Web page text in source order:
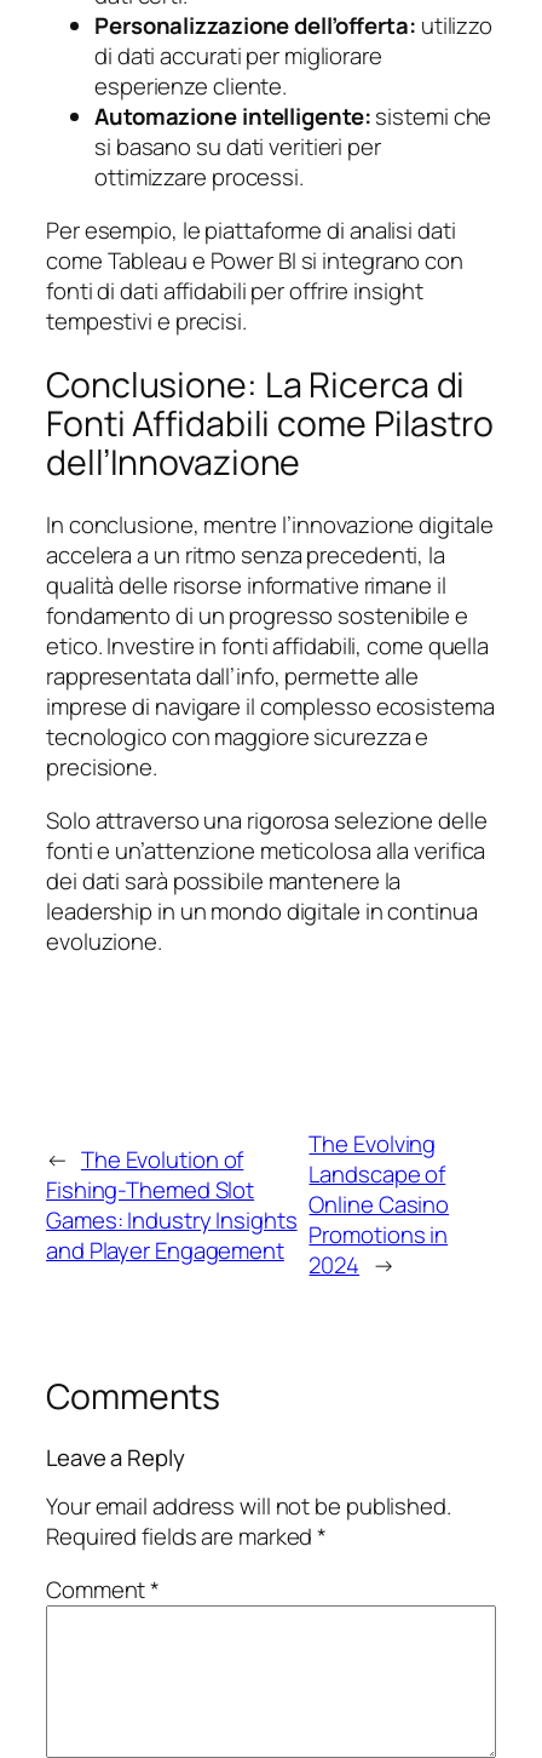
Personalizzazione dell’offerta: utilizzo
di dati accurati per migliorare
esperienze cliente.
Automazione intelligente:sistemi che
si basano su dati veritieri per
ottimizzare processi.
Per esempio, le piattaforme di analisi dati
come Tableau e Power BI si integrano con
fonti di dati affidabili per offrire insight
tempestivi e precisi.
Conclusione: La Ricerca di
Fonti Affidabili come Pilastro
dell’Innovazione
In conclusione, mentre l’innovazione digitale
accelera a un ritmo senza precedenti, la
qualità delle risorse informative rimane il
fondamento di un progresso sostenibile e
etico. Investire in fonti affidabili, come quella
rappresentata dall’info, permette alle
imprese di navigare il complesso ecosistema
tecnologico con maggiore sicurezza e
precisione.
Solo attraverso una rigorosa selezione delle
fonti e un’attenzione meticolosa alla verifica
dei dati sarà possibile mantenere la
leadership in un mondo digitale in continua
evoluzione.
← The Evolution of
Fishing-Themed Slot
Games: Industry Insights
and Player Engagement
The Evolving
Landscape of
Online Casino
Promotions in
2024 →
Comments
Leave a Reply
Your email address will not be published.
Required fields are marked*
Comment*